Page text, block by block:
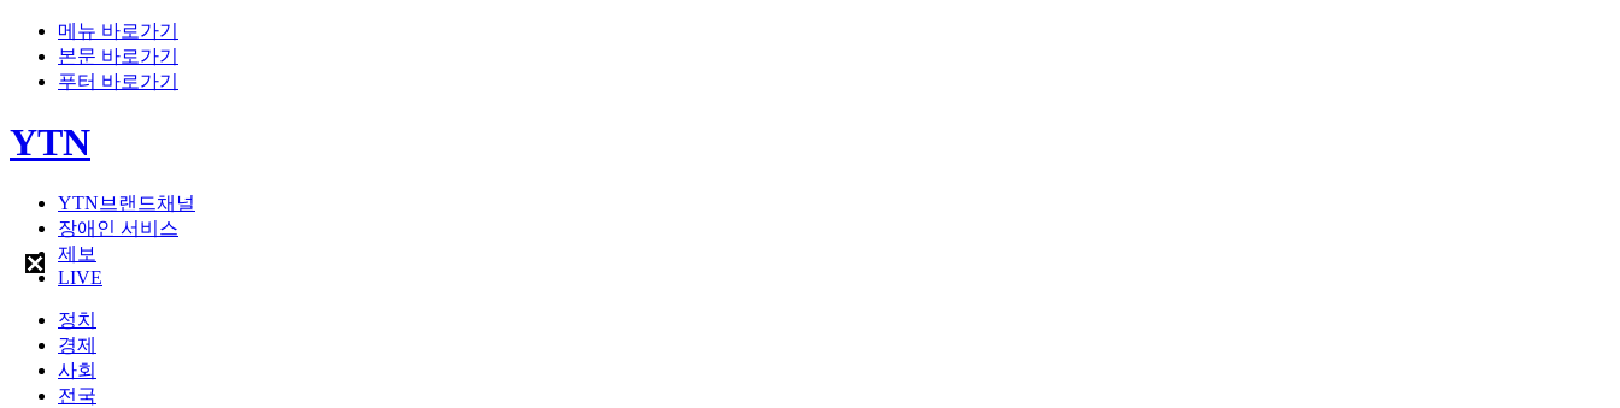
메뉴 바로가기
본문 바로가기
푸터 바로가기
YTN
YTN브랜드채널
장애인 서비스
제보
LIVE
정치
경제
사회
전국